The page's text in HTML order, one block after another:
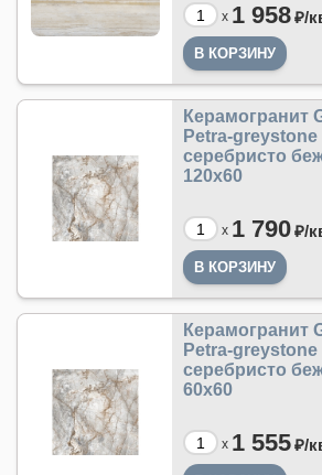
x 1 958₽/
Керамогранит
Petra-greystone
серебристо
120x60
x 1 790₽/
Керамогранит
Petra-greystone
серебристо
60x60
x 1 555₽/